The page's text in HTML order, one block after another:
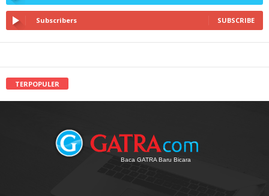
Subscribers SUBSCRIBE
TERPOPULER
Baca GATRA Baru Bicara